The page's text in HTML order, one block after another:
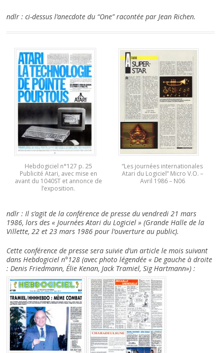
ndlr : ci-dessus l’anecdote du “One” racontée par Jean Richen.
Hebdogiciel n°127 p. 25
Publicité Atari, avec mise en
avant du 1040ST et annonce de
l’exposition.
“Les journées internationales
Atari du Logiciel” Micro V.O. –
Avril 1986 – N06
ndlr : Il s’agit de la conférence de presse du vendredi 21 mars
1986, lors des « Journées Atari du Logiciel » (Grande Halle de la
Villette, 22 et 23 mars 1986 pour l’ouverture au public).
Cette conférence de presse sera suivie d’un article le mois suivant
dans Hebdogiciel n°128 (avec photo légendée « De gauche à droite
: Denis Friedmann, Élie Kenan, Jack Tramiel, Sig Hartmann») :